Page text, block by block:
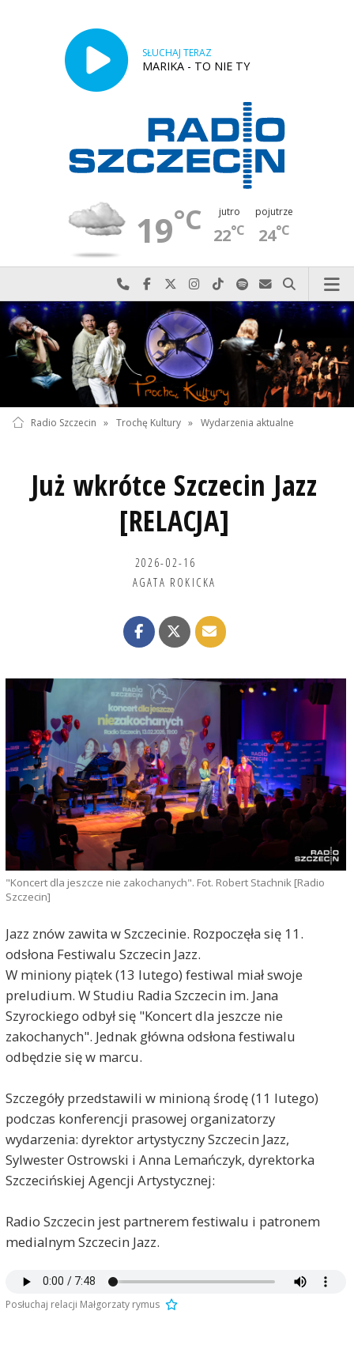
SŁUCHAJ TERAZ
MARIKA - TO NIE TY
19°C jutro
22°C
pojutrze
24°C
Najlepiej po prostu do nas zadzwoń
Odwiedź nas na Facebook-u
Odwiedź nas na X
Odwiedź nas na Instagram-ie
Odwiedź nas na TikTok-u
Szukaj nas na Spotify
Wyślij do nas
Szukaj
Radio Szczecin » Trochę Kultury » Wydarzenia aktualne
Już wkrótce Szczecin Jazz
[RELACJA]
2026-02-16
AGATA ROKICKA
"Koncert dla jeszcze nie zakochanych". Fot. Robert Stachnik [Radio
Szczecin]
Jazz znów zawita w Szczecinie. Rozpoczęła się 11.
odsłona Festiwalu Szczecin Jazz.
W miniony piątek (13 lutego) festiwal miał swoje
preludium. W Studiu Radia Szczecin im. Jana
Szyrockiego odbył się "Koncert dla jeszcze nie
zakochanych". Jednak główna odsłona festiwalu
odbędzie się w marcu.
Szczegóły przedstawili w minioną środę (11 lutego)
podczas konferencji prasowej organizatorzy
wydarzenia: dyrektor artystyczny Szczecin Jazz,
Sylwester Ostrowski i Anna Lemańczyk, dyrektorka
Szczecińskiej Agencji Artystycznej:
Radio Szczecin jest partnerem festiwalu i patronem
medialnym Szczecin Jazz.
Posłuchaj relacji Małgorzaty rymus